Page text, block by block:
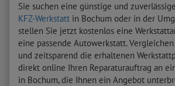
Sie suchen eine günstige und
KFZ-Werkstatt in Bochum oder in der
stellen Sie jetzt kostenlos eine
eine passende Autowerkstatt.
und zeitsparend die erhaltenen
direkt online Ihren Reparaturauftrag an
in Bochum, die Ihnen ein Angebot